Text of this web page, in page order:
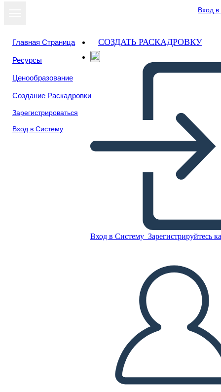
Вход
Главная Страница
Ресурсы
Ценообразование
Создание Раскадровки
Зарегистрироваться
Вход в Систему
СОЗДАТЬ РАСКАДРОВКУ
Вход в Систему Зарегистрируйтесь
Гамбургер
Скопируйте эту раскадровку
СОЗДАТЬ РАСКАДРОВКУ
ВОСПРОИЗВЕСТИ СЛАЙД-ШОУ
ПОЧИТАЙ МНЕ